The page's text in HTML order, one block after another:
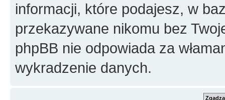
informacji, które podajesz, w
przekazywane nikomu bez
phpBB nie odpowiada za
wykradzenie danych.